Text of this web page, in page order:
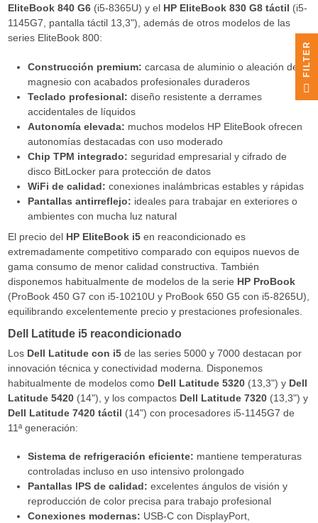
EliteBook 840 G6(i5-8365U) y el HP EliteBook 830 G8 táctil (i5-
1145G7, pantalla táctil 13,3"), además de otros modelos de las
series EliteBook 800:
Construcción premium: carcasa de aluminio o aleación de
magnesio con acabados profesionales duraderos
Teclado profesional: diseño resistente a derrames
accidentales de líquidos
Autonomía elevada: muchos modelos HP EliteBook ofrecen
autonomías destacadas con uso moderado
Chip TPM integrado: seguridad empresarial y cifrado de
disco BitLocker para protección de datos
WiFi de calidad: conexiones inalámbricas estables y rápidas
Pantallas antirreflejo: ideales para trabajar en exteriores o
ambientes con mucha luz natural
El precio del HP EliteBook i5en reacondicionado es
extremadamente competitivo comparado con equipos nuevos de
gama consumo de menor calidad constructiva. También
disponemos habitualmente de modelos de la serie HP ProBook
(ProBook 450 G7 con i5-10210U y ProBook 650 G5 con i5-8265U),
equilibrando excelentemente precio y prestaciones profesionales.
Dell Latitude i5 reacondicionado
Los Dell Latitude con i5de las series 5000 y 7000 destacan por
innovación técnica y conectividad moderna. Disponemos
habitualmente de modelos como Dell Latitude 5320(13,3") y Dell
Latitude 5420(14"), y los compactos Dell Latitude 7320(13,3") y
Dell Latitude 7420 táctil (14") con procesadores i5-1145G7 de
11ª generación:
Sistema de refrigeración eficiente: mantiene temperaturas
controladas incluso en uso intensivo prolongado
Pantallas IPS de calidad: excelentes ángulos de visión y
reproducción de color precisa para trabajo profesional
Conexiones modernas: USB-C con DisplayPort,
R